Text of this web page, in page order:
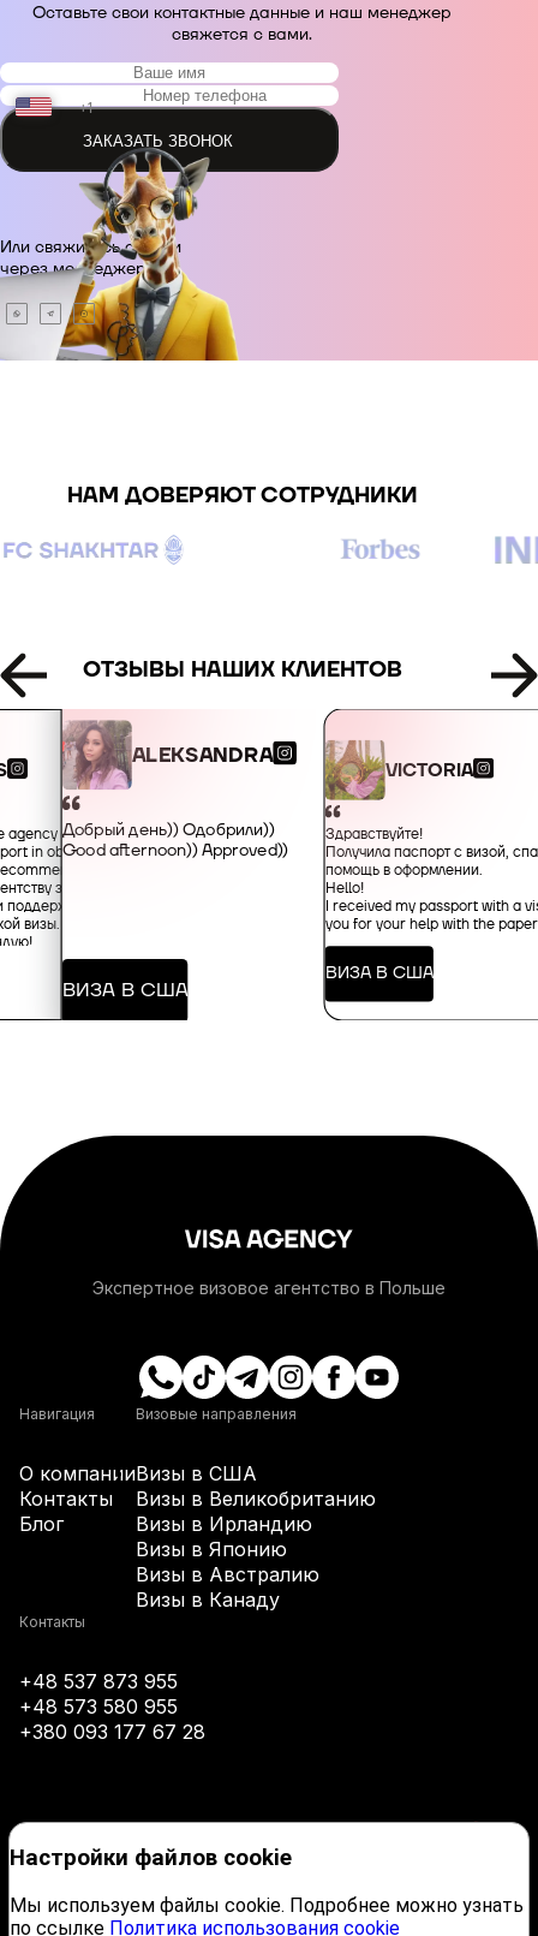
Оставьте свои контактные данные и наш менеджер
свяжется с вами.
+1
+48
+380
+420
+93
+355
+213
+1-684
+244
+1-268
+374
+61
+43
+1-242
+973
+1-246
ЗАКАЗАТЬ ЗВОНОК
Или свяжитесь с нами
через месседжер.
НАМ ДОВЕРЯЮТ СОТРУДНИКИ
ОТЗЫВЫ НАШИХ КЛИЕНТОВ
agency for their
in obtaining an
за
в
визы.
ALEKSANDRA
Добрый день)) Одобрили))
Good afternoon)) Approved))
ВИЗА В США
VICTORIA
Здравствуйте!
Получила паспорт с визой,
помощь в оформлении.
Hello!
I received my passport with a
you for your help with the
ВИЗА В США
Экспертное визовое агентство в Польше
Визовые направления
Визы в США
Визы в Великобританию
Визы в Ирландию
Визы в Японию
Визы в Австралию
Визы в Канаду
Навигация
О компании
Контакты
Блог
Контакты
+48 537 873 955
+48 573 580 955
+380 093 177 67 28
Настройки файлов cookie
Мы используем файлы cookie. Подробнее можно узнать
по ссылке Политика использования cookie